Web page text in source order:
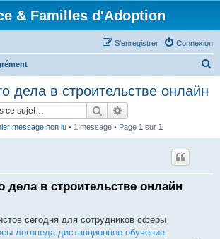
& Familles d'Adoption
Connexion
S’enregistrer
дела в строительстве онлайн
Rechercher
message non lu• 1 message • Page 1 sur 1
дела в строительстве онлайн
сегодня для сотрудников сферы
логопеда дистанционное обучение